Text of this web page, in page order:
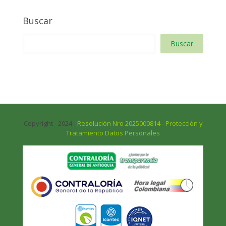
Buscar
Buscar
Copyright - 2024 - Resolución Nro 2025000814 - Protección y
Tratamiento Datos Personales